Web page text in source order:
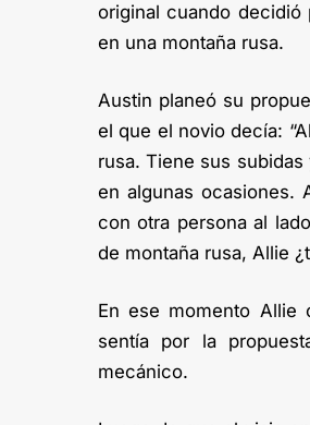
original cuando decidió
en una montaña rusa.
Austin planeó su
el que el novio decía:
rusa. Tiene sus
en algunas ocasiones.
con otra persona al
de montaña rusa, Allie
En ese momento Allie
sentía por la
mecánico.